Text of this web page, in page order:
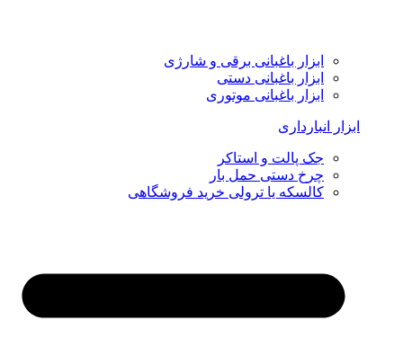
ابزار باغبانی برقی و شارژی
ابزار باغبانی دستی
ابزار باغبانی موتوری
ابزار انبارداری
جک پالت و استاکر
چرخ دستی حمل بار
کالسکه یا ترولی خرید فروشگاهی